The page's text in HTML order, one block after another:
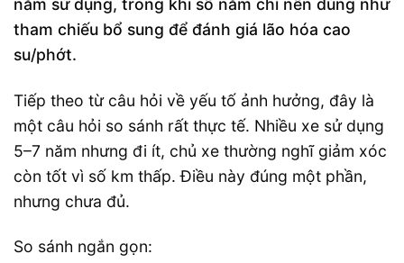
tham chiếu bổ sung để đánh giá lão hóa cao
su/phớt.
Tiếp theo từ câu hỏi về yếu tố ảnh hưởng, đây là
một câu hỏi so sánh rất thực tế. Nhiều xe sử dụng
5–7 năm nhưng đi ít, chủ xe thường nghĩ giảm xóc
còn tốt vì số km thấp. Điều này đúng một phần,
nhưng chưa đủ.
So sánh ngắn gọn: